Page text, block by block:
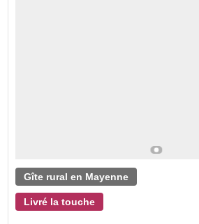
Gîte rural en Mayenne
Livré la touche